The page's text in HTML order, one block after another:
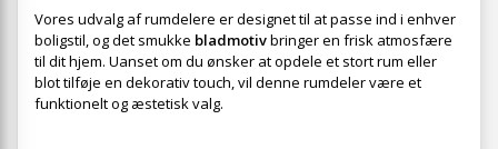
Vores udvalg af rumdelere er designet til at passe ind i enhver
boligstil, og det smukke bladmotivbringer en frisk atmosfære
til dit hjem. Uanset om du ønsker at opdele et stort rum eller
blot tilføje en dekorativ touch, vil denne rumdeler være et
funktionelt og æstetisk valg.